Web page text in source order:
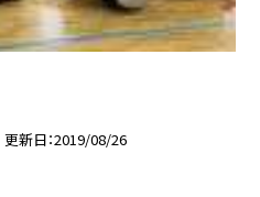
更新日 2019/08/26